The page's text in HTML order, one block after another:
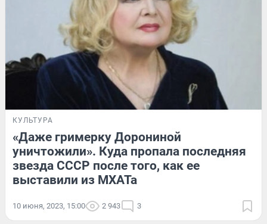
КУЛЬТУРА
«Даже гримерку Дорониной
уничтожили». Куда пропала последняя
звезда СССР после того, как ее
выставили из МХАТа
10 июня, 2023, 15:00 2 943 3